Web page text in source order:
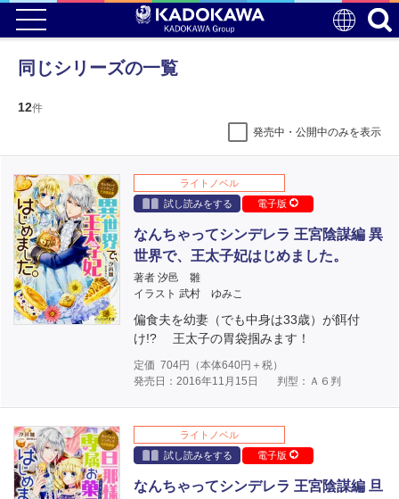
同じシリーズの一覧
12件
発売中・公開中のみを表示
ライトノベル
試し読みをする
電子版
なんちゃってシンデレラ 王宮陰謀編 異
世界で、王太子妃はじめました。
著者 汐邑 雛
イラスト 武村 ゆみこ
偏食夫を幼妻（でも中身は33歳）が餌付
け!? 王太子の胃袋掴みます！
定価 704円（本体640円＋税）
発売日：2016年11月15日
判型：Ａ６判
ライトノベル
試し読みをする
電子版
なんちゃってシンデレラ 王宮陰謀編 旦